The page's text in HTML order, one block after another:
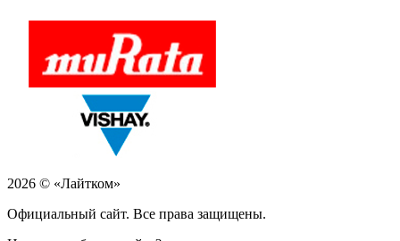
2026 © «Лайтком»
Официальный сайт. Все права защищены.